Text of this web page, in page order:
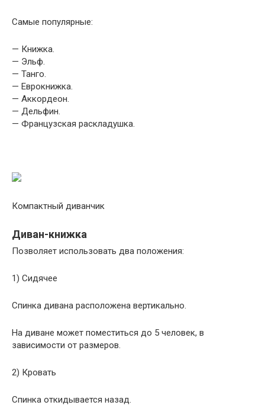
Самые популярные:
— Книжка.
— Эльф.
— Танго.
— Еврокнижка.
— Аккордеон.
— Дельфин.
— Французская раскладушка.
Компактный диванчик
Диван-книжка
Позволяет использовать два положения:
1) Сидячее
Спинка дивана расположена вертикально.
На диване может поместиться до 5 человек, в
зависимости от размеров.
2) Кровать
Спинка откидывается назад.